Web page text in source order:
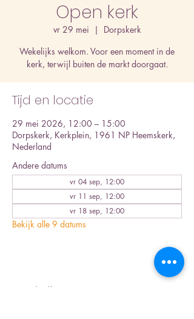
Open kerk
vr 29 mei
  |
Dorpskerk
Wekelijks welkom. Voor een moment in de
kerk, terwijl buiten de markt doorgaat.
Tijd en locatie
29 mei 2026, 12:00 – 15:00
Dorpskerk, Kerkplein, 1961 NP Heemskerk,
Nederland
Andere datums
vr 04 sep, 12:00
vr 11 sep, 12:00
vr 18 sep, 12:00
Bekijk alle 9 datums
Deel dit evenement